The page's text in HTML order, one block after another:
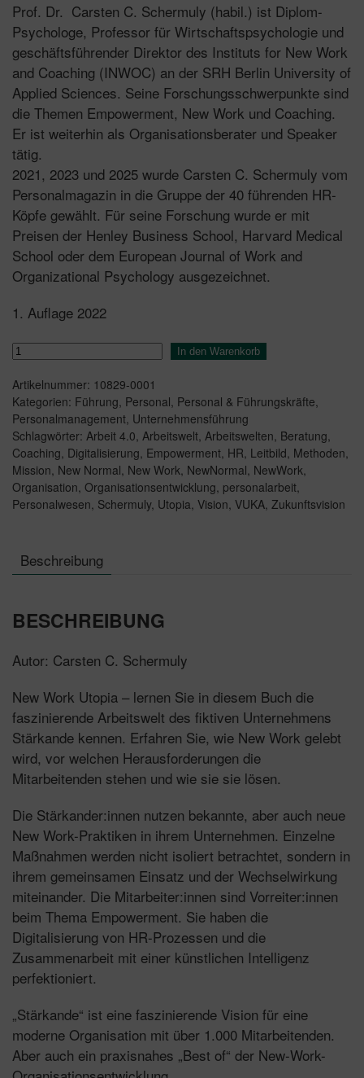
Prof. Dr. Carsten C. Schermuly (habil.) ist Diplom-
Psychologe, Professor für Wirtschaftspsychologie und
geschäftsführender Direktor des Instituts for New Work
and Coaching (INWOC) an der SRH Berlin University of
Applied Sciences. Seine Forschungsschwerpunkte sind
die Themen Empowerment, New Work und Coaching.
Er ist weiterhin als Organisationsberater und Speaker
tätig.
2021, 2023 und 2025 wurde Carsten C. Schermuly vom
Personalmagazin in die Gruppe der 40 führenden HR-
Köpfe gewählt. Für seine Forschung wurde er mit
Preisen der Henley Business School, Harvard Medical
School oder dem European Journal of Work and
Organizational Psychology ausgezeichnet.
1. Auflage 2022
New
Utopia
Menge
In den Warenkorb
Artikelnummer: 10829-0001
Kategorien: Führung, Personal, Personal & Führungskräfte,
Personalmanagement, Unternehmensführung
Schlagwörter: Arbeit 4.0, Arbeitswelt, Arbeitswelten, Beratung,
Coaching, Digitalisierung, Empowerment, HR, Leitbild, Methoden,
Mission, New Normal, New Work, NewNormal, NewWork,
Organisation, Organisationsentwicklung, personalarbeit,
Personalwesen, Schermuly, Utopia, Vision, VUKA, Zukunftsvision
Beschreibung
BESCHREIBUNG
Autor: Carsten C. Schermuly
New Work Utopia – lernen Sie in diesem Buch die
faszinierende Arbeitswelt des fiktiven Unternehmens
Stärkande kennen. Erfahren Sie, wie New Work gelebt
wird, vor welchen Herausforderungen die
Mitarbeitenden stehen und wie sie sie lösen.
Die Stärkander:innen nutzen bekannte, aber auch neue
New Work-Praktiken in ihrem Unternehmen. Einzelne
Maßnahmen werden nicht isoliert betrachtet, sondern in
ihrem gemeinsamen Einsatz und der Wechselwirkung
miteinander. Die Mitarbeiter:innen sind Vorreiter:innen
beim Thema Empowerment. Sie haben die
Digitalisierung von HR-Prozessen und die
Zusammenarbeit mit einer künstlichen Intelligenz
perfektioniert.
„Stärkande“ ist eine faszinierende Vision für eine
moderne Organisation mit über 1.000 Mitarbeitenden.
Aber auch ein praxisnahes „Best of“ der New-Work-